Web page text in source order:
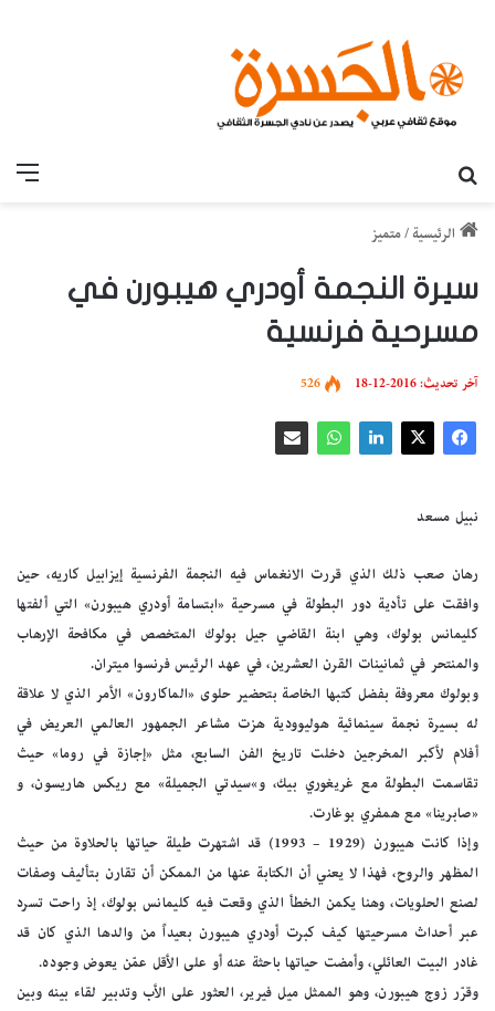
الرئيسية /متميز
سيرة النجمة أودري هيبورن في
مسرحية فرنسية
آخر تحديث: 2016-12-18 526
نبيل مسعد
رهان صعب ذلك الذي قررت الانغماس فيه النجمة الفرنسية إيزابيل كاريه، حين
وافقت على تأدية دور البطولة في مسرحية «ابتسامة أودري هيبورن» التي ألفتها
كليمانس بولوك، وهي ابنة القاضي جيل بولوك المتخصص في مكافحة الإرهاب
والمنتحر في ثمانينات القرن العشرين، في عهد الرئيس فرنسوا ميتران.
وبولوك معروفة بفضل كتبها الخاصة بتحضير حلوى «الماكارون» الأمر الذي لا علاقة
له بسيرة نجمة سينمائية هوليوودية هزت مشاعر الجمهور العالمي العريض في
أفلام لأكبر المخرجين دخلت تاريخ الفن السابع، مثل «إجازة في روما» حيث
تقاسمت البطولة مع غريغوري بيك، و»سيدتي الجميلة» مع ريكس هاريسون، و
«صابرينا» مع همفري بوغارت.
وإذا كانت هيبورن (1929 – 1993) قد اشتهرت طيلة حياتها بالحلاوة من حيث
المظهر والروح، فهذا لا يعني أن الكتابة عنها من الممكن أن تقارن بتأليف وصفات
لصنع الحلويات، وهنا يكمن الخطأ الذي وقعت فيه كليمانس بولوك، إذ راحت تسرد
عبر أحداث مسرحيتها كيف كبرت أودري هيبورن بعيداً من والدها الذي كان قد
غادر البيت العائلي، وأمضت حياتها باحثة عنه أو على الأقل عمّن يعوض وجوده.
وقرّر زوج هيبورن، وهو الممثل ميل فيرير، العثور على الأب وتدبير لقاء بينه وبين